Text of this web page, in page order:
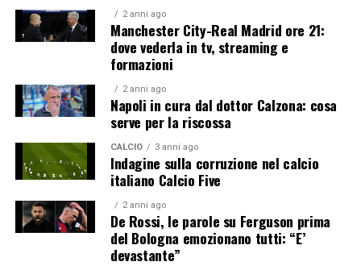
2 anni ago
Manchester City-Real Madrid ore 21:
dove vederla in tv, streaming e
formazioni
2 anni ago
Napoli in cura dal dottor Calzona: cosa
serve per la riscossa
CALCIO 3 anni ago
Indagine sulla corruzione nel calcio
italiano Calcio Five
2 anni ago
De Rossi, le parole su Ferguson prima
del Bologna emozionano tutti: “E’
devastante”